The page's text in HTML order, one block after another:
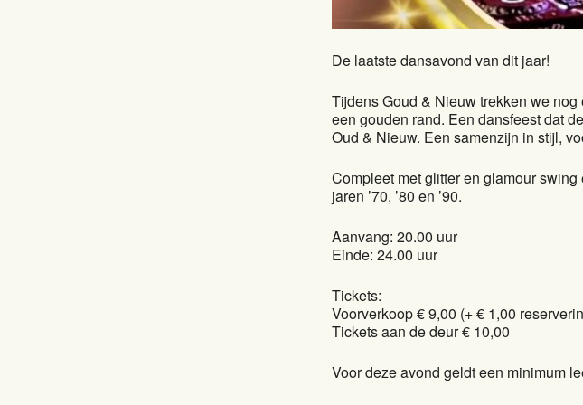
De laatste dansavond van dit jaar!
Tijdens Goud & Nieuw trekken we
een gouden rand. Een dansfeest dat
Oud & Nieuw. Een samenzijn in stijl,
Compleet met glitter en glamour
jaren ’70, ’80 en ’90.
Aanvang: 20.00 uur
Einde: 24.00 uur
Tickets:
Voorverkoop € 9,00 (+ € 1,00
Tickets aan de deur € 10,00
Voor deze avond geldt een minimum